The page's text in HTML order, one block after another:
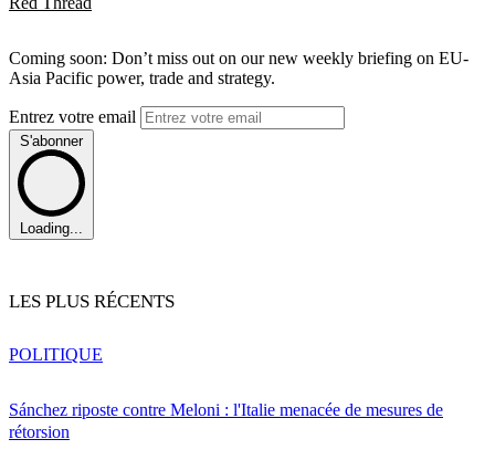
Coming soon: Don’t miss out on our new weekly briefing on EU-
Asia Pacific power, trade and strategy.
Entrez votre email
S'abonner
Loading...
LES PLUS RÉCENTS
Sánchez riposte contre Meloni : l'Italie menacée de mesures de
rétorsion
POLITIQUE